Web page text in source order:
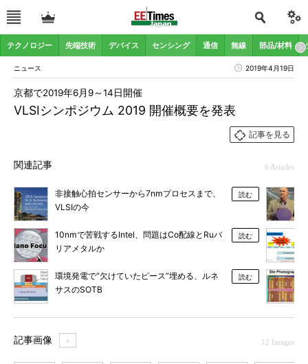
テクノロジー 先端技術 デバイス センシング 通信 無線 部品/材料
ニュース 2019年4月19日
VLSIシンポジウム 2019 開催概要を発表
京都で2019年6月9～14日開催
記事を見る
関連記事 6 Articles
非接触心拍センサーから7nmプロセスまで、
VLSIの今
読む
10nmで苦戦するIntel、問題はCo配線とRuバ
リアメタルか
読む
環境発電で“欠けていたピース”埋める、ルネ
サスのSOTB
読む
記事画像 ＋ 12 Images